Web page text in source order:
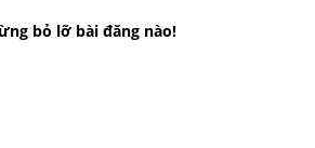
bỏ lỡ bài đăng nào!